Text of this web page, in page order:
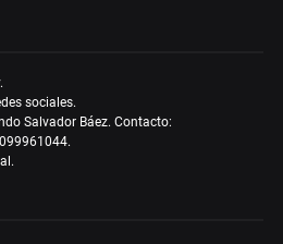
sociales.
Salvador Báez. Contacto: